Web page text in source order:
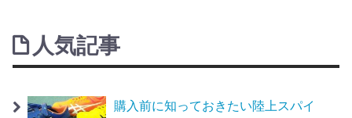
人気記事
購入前に知っておきたい陸上スパイ